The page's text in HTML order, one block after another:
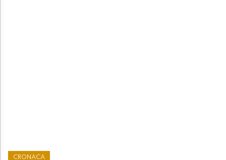
CRONACA